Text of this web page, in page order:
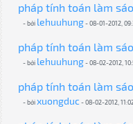
pháp tính toán làm
- bởi lehuuhung- 08-01-2012,
pháp tính toán làm
- bởi lehuuhung- 08-02-2012,
pháp tính toán làm
- bởixuongduc- 08-02-2012,